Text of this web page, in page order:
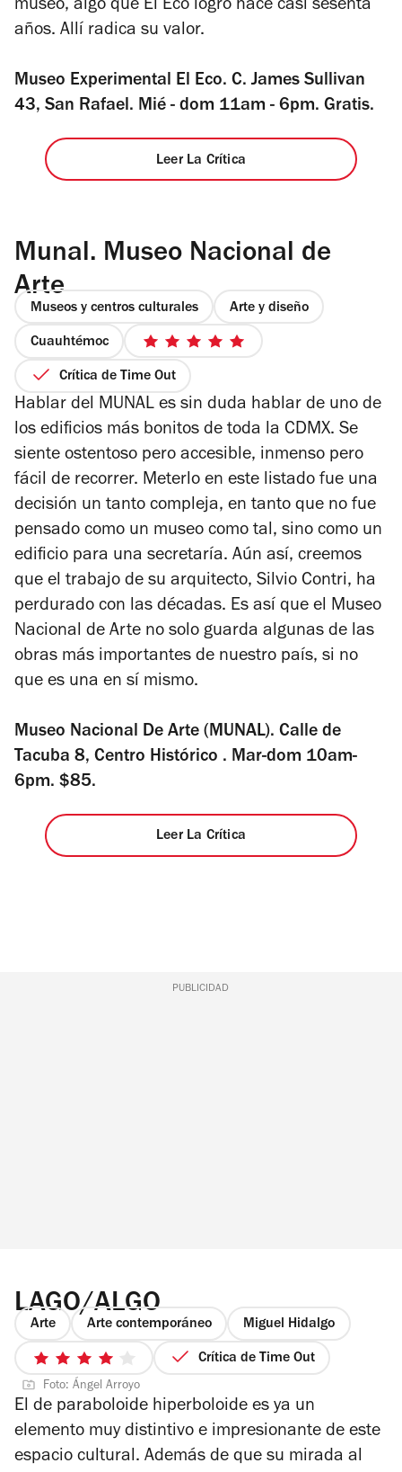
museo, algo que El Eco logró hace casi sesenta
años. Allí radica su valor.
Museo Experimental El Eco. C. James Sullivan
43, San Rafael. Mié - dom 11am - 6pm. Gratis.
Leer La Crítica
Munal. Museo Nacional de
Arte
Museos y centros culturales Arte y diseño
Cuauhtémoc
5
Crítica de Time Out
Hablar del MUNAL es sin duda hablar de uno de
los edificios más bonitos de toda la CDMX. Se
siente ostentoso pero accesible, inmenso pero
fácil de recorrer. Meterlo en este listado fue una
decisión un tanto compleja, en tanto que no fue
pensado como un museo como tal, sino como un
edificio para una secretaría. Aún así, creemos
que el trabajo de su arquitecto, Silvio Contri, ha
perdurado con las décadas. Es así que el Museo
Nacional de Arte no solo guarda algunas de las
obras más importantes de nuestro país, si no
que es una en sí mismo.
Museo Nacional De Arte (MUNAL). Calle de
Tacuba 8, Centro Histórico . Mar-dom 10am-
6pm. $85.
Leer La Crítica
PUBLICIDAD
LAGO/ALGO
Arte Arte contemporáneo Miguel Hidalgo
4
de
5
estrellas
Crítica de Time Out
Foto: Ángel Arroyo
El de paraboloide hiperboloide es ya un
elemento muy distintivo e impresionante de este
espacio cultural. Además de que su mirada al